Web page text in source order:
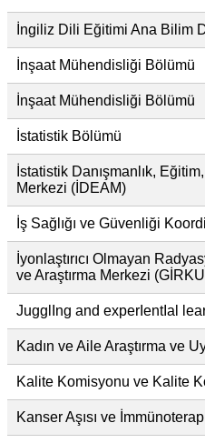
İngiliz Dili Eğitimi Ana Bilim
İnşaat Mühendisliği Bölümü
İnşaat Mühendisliği Bölümü
İstatistik Bölümü
İstatistik Danışmanlık,
Merkezi (İDEAM)
İş Sağlığı ve Güvenliği
İyonlaştırıcı Olmayan
ve Araştırma Merkezi
JugglIng and experIentIal
Kadın ve Aile Araştırma ve
Kalite Komisyonu ve Kalite
Kanser Aşısı ve